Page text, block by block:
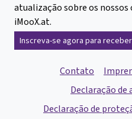
atualização sobre os nossos
iMooX.at.
Inscreva-se agora para
Contato
Declaração de
Declaração de